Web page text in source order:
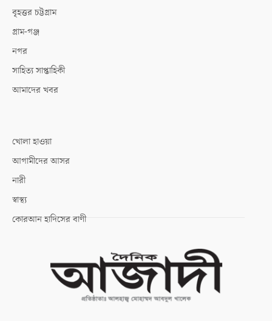
বৃহত্তর চট্টগ্রাম
গ্রাম-গঞ্জ
নগর
সাহিত্য সাপ্তাহিকী
আমাদের খবর
খোলা হাওয়া
আগামীদের আসর
নারী
স্বাস্থ্য
কোরআন হাদিসের বাণী